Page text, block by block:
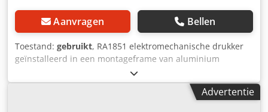
Aanvragen Bellen
Toestand: gebruikt, RA1851 elektromechanische drukker
geïnstalleerd in een montageframe van aluminium
profielen Functie: Duwt het binnenkomende materiaal 90°
ten opzichte van de transportrichting Merk: Transnorm
Buitenafmetingen steunframe: LxBxH=1.720x1.080x940
Advertentie